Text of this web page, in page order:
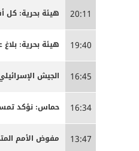
20:11 هيئة بحرية: كل
19:40 هيئة بحرية: بلاغ عن
16:45 الجيش
16:34 حماس: نؤكد
13:47 مفوض الأمم المتحدة لحقوق الإنسان: 27 حالة